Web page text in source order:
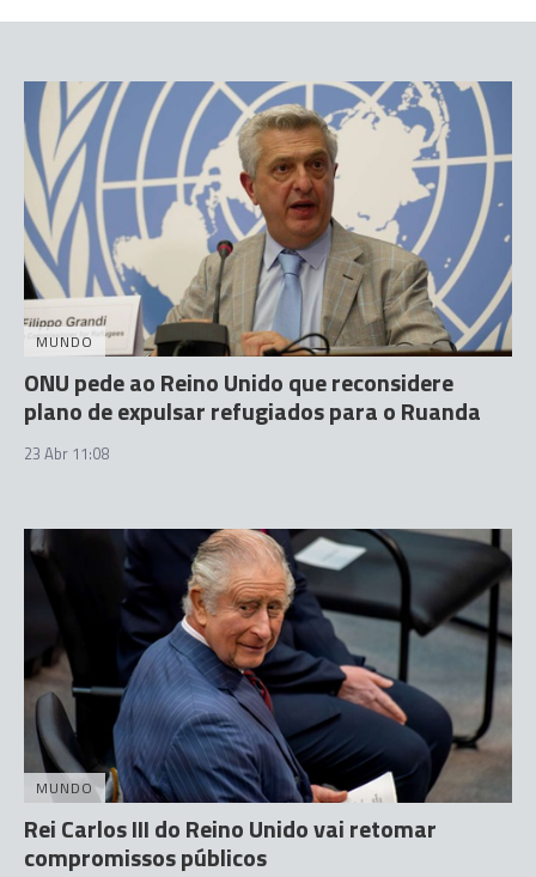
MUNDO
ONU pede ao Reino Unido que reconsidere
plano de expulsar refugiados para o Ruanda
23 Abr 11:08
MUNDO
Rei Carlos III do Reino Unido vai retomar
compromissos públicos